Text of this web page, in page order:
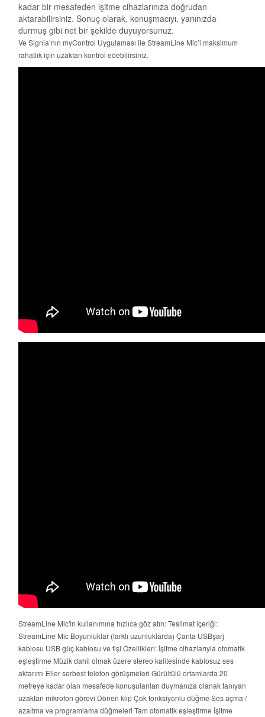
Ve Signia’nın myControl Uygulaması ile StreamLine Mic’i maksimum
rahatlık için uzaktan kontrol edebilirsiniz.
StreamLine Mic'in kullanımına hızlıca göz atın: Teslimat içeriği:
StreamLine Mic Boyunluklar (farklı uzunluklarda) Çanta USBşarj
kablosu USB güç kablosu ve fişi Özellikleri: İşitme cihazlarıyla otomatik
eşleştirme Müzik dahil olmak üzere stereo kalitesinde kablosuz ses
aktarımı Eller serbest telefon görüşmeleri Gürültülü ortamlarda 20
metreye kadar olan mesafede konuşulanları duymanıza olanak tanıyan
uzaktan mikrofon görevi Dönen klip Çok fonksiyonlu düğme Ses açma /
azaltma ve programlama düğmeleri Tam otomatik eşleştirme İşitme